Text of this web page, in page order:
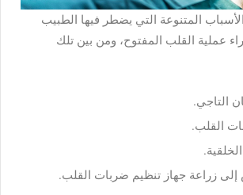
المتنوعة التي يضطر فيها الطبيب
عملية القلب المفتوح، ومن بين تلك
التاجي.
القلب.
زراعة جهاز تنظيم ضربات القلب.